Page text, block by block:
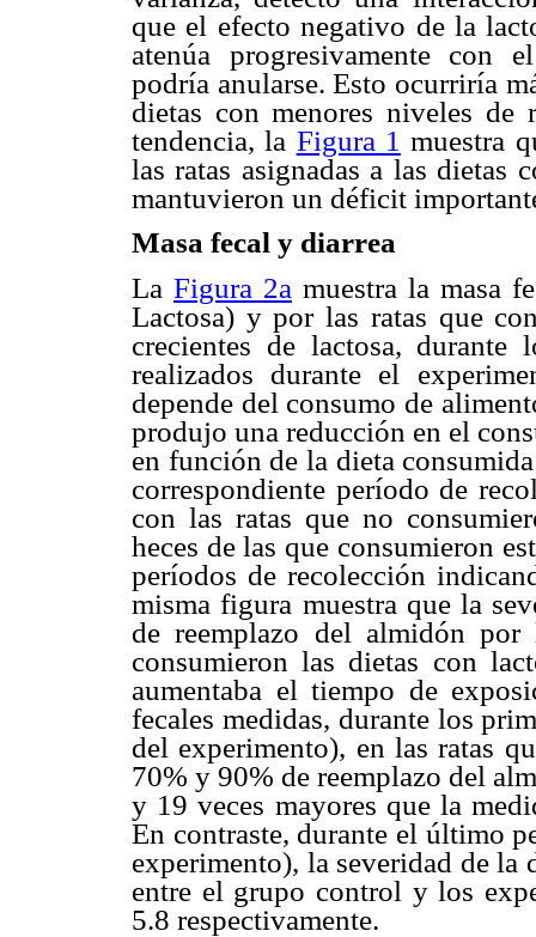
que el efecto negativo de la
atenúa progresivamente con
podría anularse. Esto ocurriría
dietas con menores niveles de
tendencia, la Figura 1 muestra
las ratas asignadas a las dietas
mantuvieron un déficit
Masa fecal y diarrea
La Figura 2a muestra la masa
Lactosa) y por las ratas que
crecientes de lactosa,
realizados durante el
depende del consumo de
produjo una reducción en el
en función de la dieta
correspondiente período de
con las ratas que no
heces de las que consumieron
períodos de recolección
misma figura muestra que la
de reemplazo del almidón
consumieron las dietas con
aumentaba el tiempo de
fecales medidas, durante los
del experimento), en las ratas
70% y 90% de reemplazo del
y 19 veces mayores que la
En contraste, durante el último
experimento), la severidad de la
entre el grupo control y los
5.8 respectivamente.